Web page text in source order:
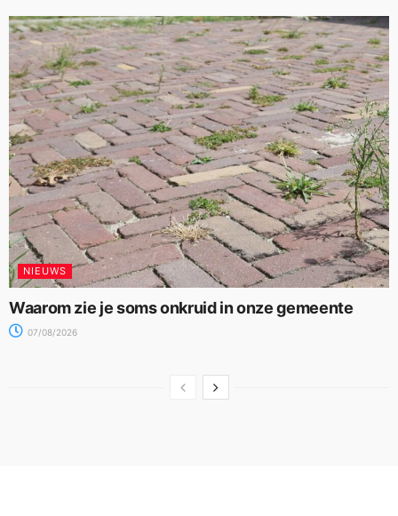
NIEUWS
Waarom zie je soms onkruid in onze gemeente
07/08/2026